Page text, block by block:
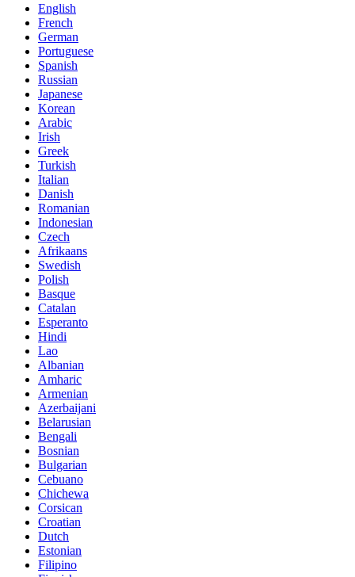
English
French
German
Portuguese
Spanish
Russian
Japanese
Korean
Arabic
Irish
Greek
Turkish
Italian
Danish
Romanian
Indonesian
Czech
Afrikaans
Swedish
Polish
Basque
Catalan
Esperanto
Hindi
Lao
Albanian
Amharic
Armenian
Azerbaijani
Belarusian
Bengali
Bosnian
Bulgarian
Cebuano
Chichewa
Corsican
Croatian
Dutch
Estonian
Filipino